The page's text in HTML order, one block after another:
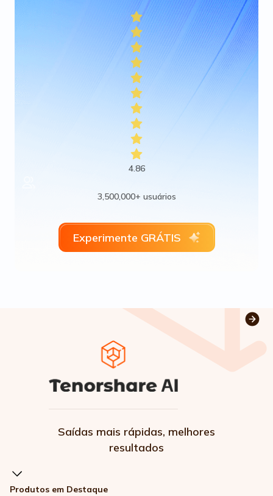
4.86
3,500,000+ usuários
Experimente GRÁTIS
Saídas mais rápidas, melhores
resultados
Produtos em Destaque